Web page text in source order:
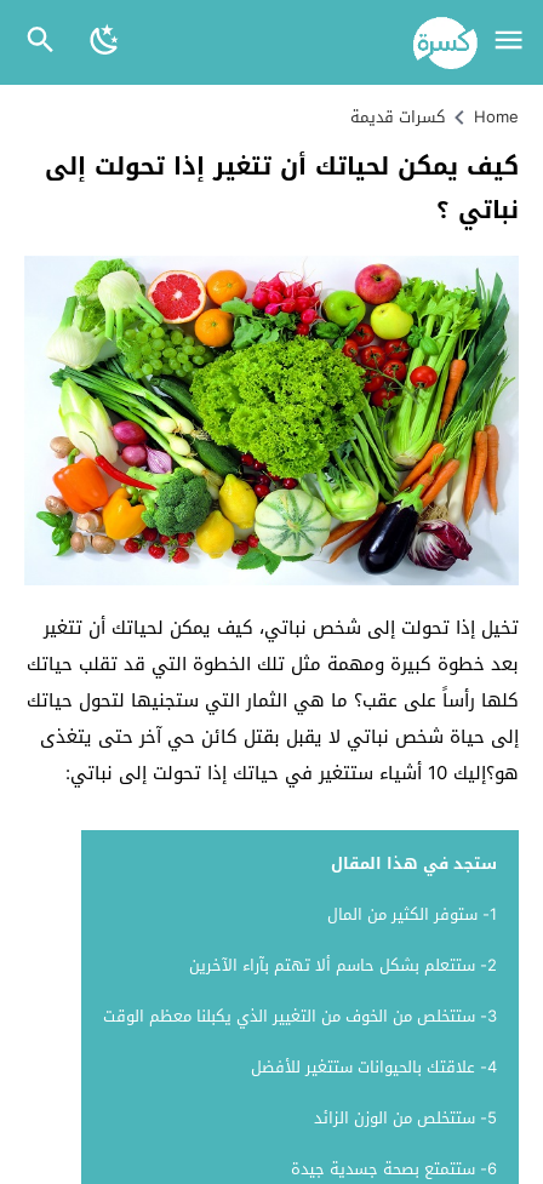
Home كسرات قديمة
كيف يمكن لحياتك أن تتغير إذا تحولت إلى
نباتي ؟
تخيل إذا تحولت إلى شخص نباتي، كيف يمكن لحياتك أن تتغير
بعد خطوة كبيرة ومهمة مثل تلك الخطوة التي قد تقلب حياتك
كلها رأساً على عقب؟ ما هي الثمار التي ستجنيها لتحول حياتك
إلى حياة شخص نباتي لا يقبل بقتل كائن حي آخر حتى يتغذى
هو؟إليك 10 أشياء ستتغير في حياتك إذا تحولت إلى نباتي:
ستجد في هذا المقال
1- ستوفر الكثير من المال
2- ستتعلم بشكل حاسم ألا تهتم بآراء الآخرين
3- ستتخلص من الخوف من التغيير الذي يكبلنا معظم الوقت
4- علاقتك بالحيوانات ستتغير للأفضل
5- ستتخلص من الوزن الزائد
6- ستتمتع بصحة جسدية جيدة